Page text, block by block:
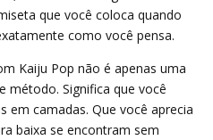
que você coloca quando
como você pensa.
Kaiju Pop não é apenas uma
método. Significa que você
em camadas. Que você aprecia
baixa se encontram sem